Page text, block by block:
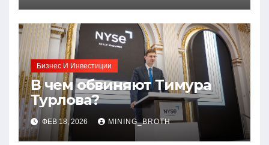
Бизнес И Инвестиции
В чем обвиняют Тимура
Турлова?
ФЕВ 18, 2026 MINING_BROTH